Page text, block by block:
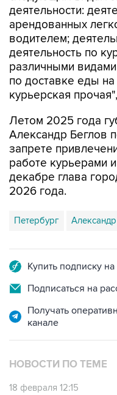
деятельности:
арендованных
водителем;
деятельность по
различными видами
по доставке еды
курьерская
Летом 2025 года
Александр Беглов
запрете
работе курьерами
декабре глава
2026 года.
Петербург
Купить подписку
Подписаться на
Получать
канале
НОВОСТИ ПО ТЕМЕ
18 февраля 12:15